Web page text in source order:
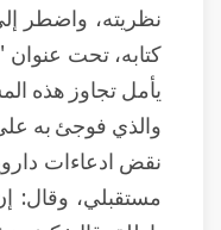
نظريته، واضطر
كتابه، تحت
يأمل تجاوز هذه
والذي فوجئ به
نقض ادعاءات
مستقبلي، وقال: